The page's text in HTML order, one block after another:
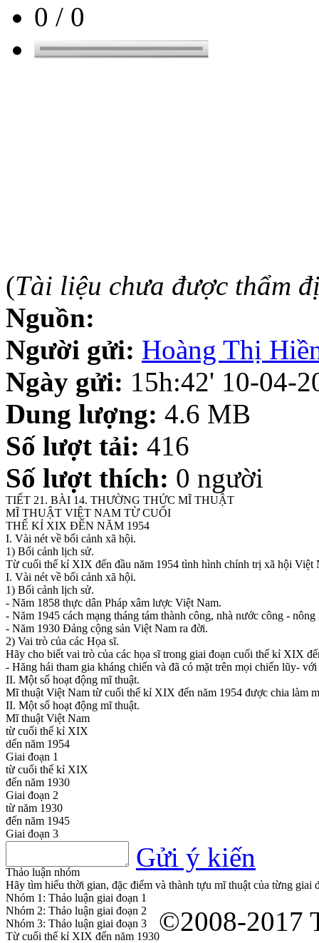
0 / 0
(Tài liệu chưa được thẩm
Nguồn:
Người gửi: Hoàng Thị
Ngày gửi: 15h:42' 10-04-
Dung lượng: 4.6 MB
Số lượt tải: 416
Số lượt thích: 0 người
TIẾT 21. BÀI 14. THƯỜNG THỨC MĨ THUẬT
MĨ THUẬT VIỆT NAM TỪ CUỐI
THẾ KỈ XIX ĐẾN NĂM 1954
I. Vài nét về bối cảnh xã hội.
1) Bối cảnh lịch sử.
Từ cuối thế kỉ XIX đến đầu năm 1954 tình hình chính trị xã hội Việt
I. Vài nét về bối cảnh xã hội.
1) Bối cảnh lịch sử.
- Năm 1858 thực dân Pháp xâm lược Việt Nam.
- Năm 1945 cách mạng tháng tám thành công, nhà nước công - nông
- Năm 1930 Đảng cộng sản Việt Nam ra đời.
2) Vai trò của các Họa sĩ.
Hãy cho biết vai trò của các họa sĩ trong giai đoạn cuối thế kỉ XIX
- Hăng hái tham gia kháng chiến và đã có mặt trên mọi chiến lũy-
II. Một số hoạt động mĩ thuật.
Mĩ thuật Việt Nam từ cuối thế kỉ XIX đến năm 1954 được chia làm
II. Một số hoạt động mĩ thuật.
Mĩ thuật Việt Nam
từ cuối thế kỉ XIX
dến năm 1954
Giai đoạn 1
từ cuối thế kỉ XIX
đến năm 1930
Giai đoạn 2
từ năm 1930
đến năm 1945
Giai đoạn 3
Thảo luận nhóm
Hãy tìm hiểu thời gian, đặc điểm và thành tựu mĩ thuật của từng giai
Nhóm 1: Thảo luận giai đoạn 1
Nhóm 2: Thảo luận giai đoạn 2
Nhóm 3: Thảo luận giai đoạn 3
Từ cuối thế kỉ XIX đến năm 1930
Gửi ý kiến
©2008-2017